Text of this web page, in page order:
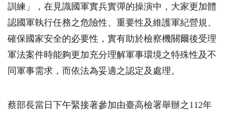
訓練」，在見識國軍實兵實彈的操演中，大家更加體
認國軍執行任務之危險性、重要性及維護軍紀營規、
確保國家安全的必要性，實有助於檢察機關爾後受理
軍法案件時能夠更加充分理解軍事環境之特殊性及不
同軍事需求，而依法為妥適之認定及處理。
蔡部長當日下午緊接著參加由臺高檢署舉辦之 112年